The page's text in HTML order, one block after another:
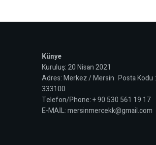
Künye
Kuruluş: 20 Nisan 2021
Adres: Merkez / Mersin Posta Kodu :
333100
Telefon/Phone: + 90 530 561 19 17
E-MAİL: mersinmercekk@gmail.com